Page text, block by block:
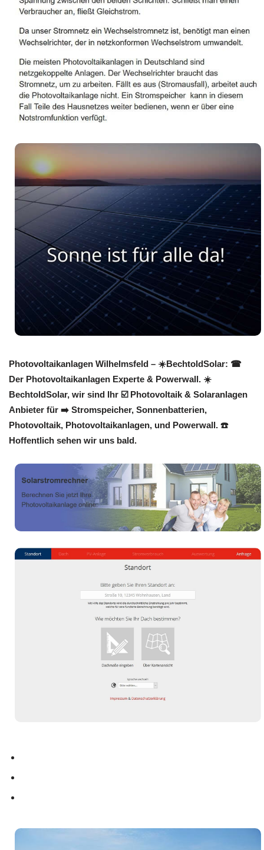
Photovoltaikanlagen Wilhelmsfeld – ☀️BechtoldSolar: ☎
Der Photovoltaikanlagen Experte & Powerwall. ☀️
BechtoldSolar, wir sind Ihr ☑️ Photovoltaik & Solaranlagen
Anbieter für ➡️ Stromspeicher, Sonnenbatterien,
Photovoltaik, Photovoltaikanlagen, und Powerwall. ☎️
Hoffentlich sehen wir uns bald.